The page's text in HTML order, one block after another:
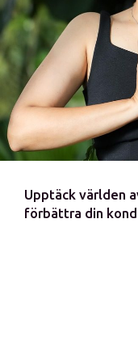
Upptäck världen
förbättra din